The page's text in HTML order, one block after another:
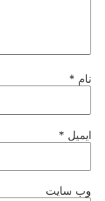
نام *
ایمیل *
وب‌ سایت